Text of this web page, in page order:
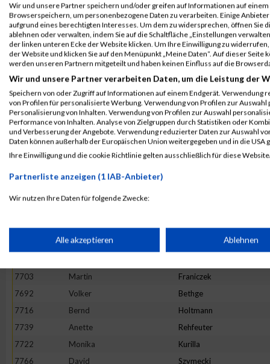
7694
Marlena Bornemann
7704
Hartmut Fuhg
7741
Martin Ringwelski
7771
Jens Treppe
7728
Adele Martens
7723
Elzbieta Kwiatkowska
7733
Peter Nüsken
7720
Andreas Krause
7708
Christian Heidbrink
7701
Sevgi Delibas
7689
Tanja
7730
Norman Morgenstern
Anja
7703
Martin Franiczek
7692
Volker Bethge
7716
Bernd Holtmann
7739
Anette Rehfeuter
7722
Monika Kurilla
7766
David Szymecki
Wir und unsere Partner speichern und/oder greifen auf Informationen auf einem
Browserspeichern, um personenbezogene Daten zu verarbeiten. Einige
aufgrund eines berechtigten Interesses. Um dem zu widersprechen, öffnen Sie
ablehnen oder verwalten, indem Sie auf die Schaltfläche „Einstellungen
der linken unteren Ecke der Website klicken. Um Ihre Einwilligung zu
der Website und klicken Sie auf den Menüpunkt „Meine Daten“. Auf dieser
werden unseren Partnern mitgeteilt und haben keinen Einfluss auf die
Wir und unsere Partner verarbeiten Daten, um die Leistung der
Speichern von oder Zugriff auf Informationen auf einem Endgerät. Verwendung
von Profilen für personalisierte Werbung. Verwendung von Profilen zur
Personalisierung von Inhalten. Verwendung von Profilen zur Auswahl
Performance von Inhalten. Analyse von Zielgruppen durch Statistiken oder
und Verbesserung der Angebote. Verwendung reduzierter Daten zur Auswahl
Daten können außerhalb der Europäischen Union weitergegeben und in die USA
Ihre Einwilligung und die cookie Richtlinie gelten ausschließlich für diese
Partnerliste anzeigen (1 IAB-Anbieter)
Wir nutzen Ihre Daten für folgende Zwecke:
Speichern von oder Zugriff auf Informationen auf einem
Verwendung reduzierter Daten zur Auswahl von Werbeanzeigen
Erstellung von Profilen für personalisierte Werbung
Verwendung von Profilen zur Auswahl personalisierter Werbung
Alle akzeptieren Ablehnen